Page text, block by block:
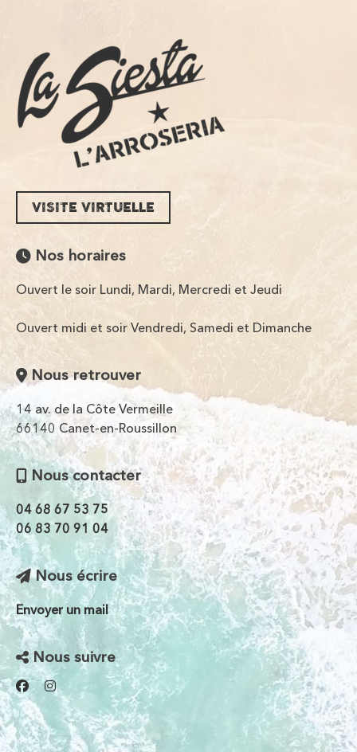
VISITE VIRTUELLE
Nos horaires
Ouvert le soir Lundi, Mardi, Mercredi et Jeudi
Ouvert midi et soir Vendredi, Samedi et Dimanche
Nous retrouver
14 av. de la Côte Vermeille
66140 Canet-en-Roussillon
Nous contacter
04 68 67 53 75
06 83 70 91 04
Nous écrire
Envoyer un mail
Nous suivre